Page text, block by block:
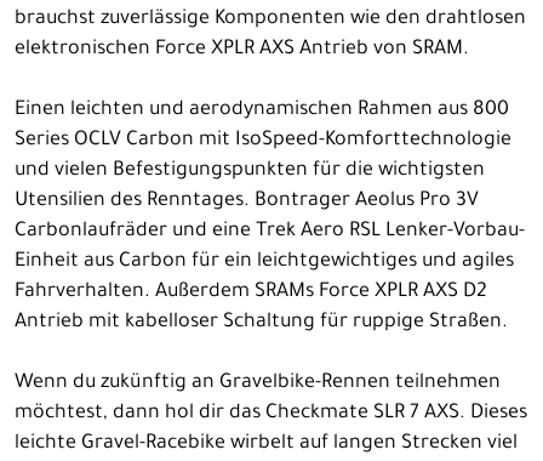
brauchst zuverlässige Komponenten wie den drahtlosen
elektronischen Force XPLR AXS Antrieb von SRAM.
Einen leichten und aerodynamischen Rahmen aus 800
Series OCLV Carbon mit IsoSpeed-Komforttechnologie
und vielen Befestigungspunkten für die wichtigsten
Utensilien des Renntages. Bontrager Aeolus Pro 3V
Carbonlaufräder und eine Trek Aero RSL Lenker-Vorbau-
Einheit aus Carbon für ein leichtgewichtiges und agiles
Fahrverhalten. Außerdem SRAMs Force XPLR AXS D2
Antrieb mit kabelloser Schaltung für ruppige Straßen.
Wenn du zukünftig an Gravelbike-Rennen teilnehmen
möchtest, dann hol dir das Checkmate SLR 7 AXS. Dieses
leichte Gravel-Racebike wirbelt auf langen Strecken viel